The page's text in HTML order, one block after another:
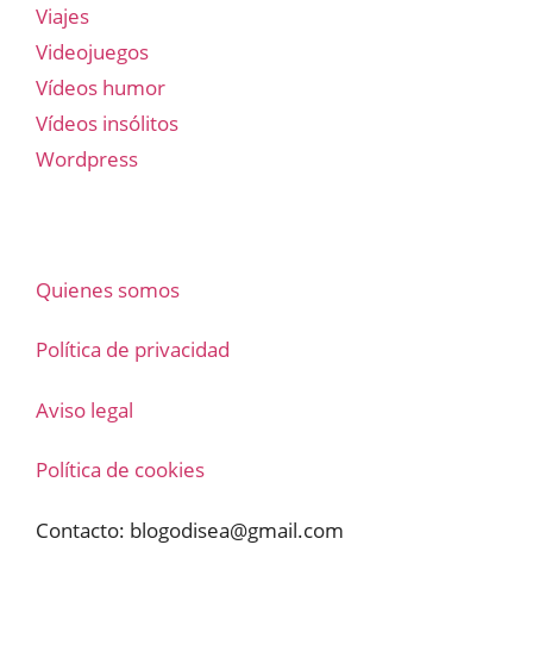
Viajes
Videojuegos
Vídeos humor
Vídeos insólitos
Wordpress
Quienes somos
Política de privacidad
Aviso legal
Política de cookies
Contacto: blogodisea@gmail.com